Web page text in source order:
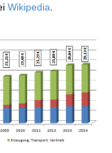
Wikipedia